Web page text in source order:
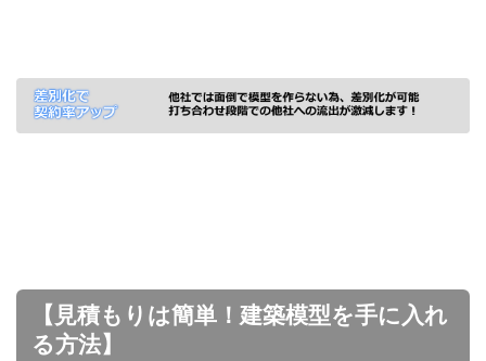
【見積もりは簡単！建築模型を手に入れ
る方法】